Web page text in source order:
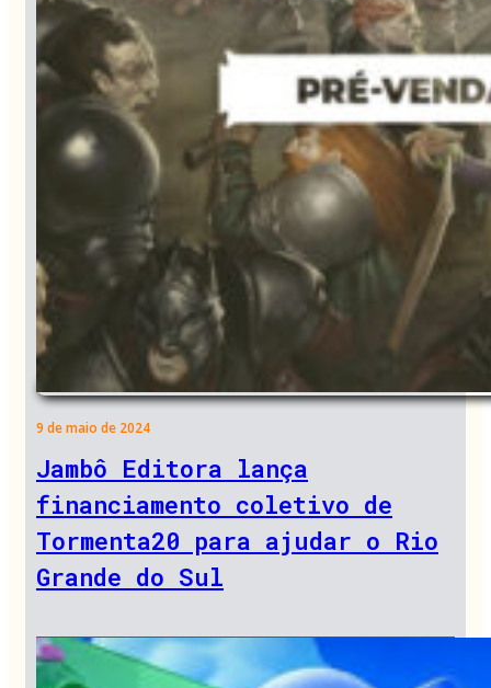
9 de maio de 2024
Jambô Editora lança
financiamento coletivo de
Tormenta20 para ajudar o Rio
Grande do Sul